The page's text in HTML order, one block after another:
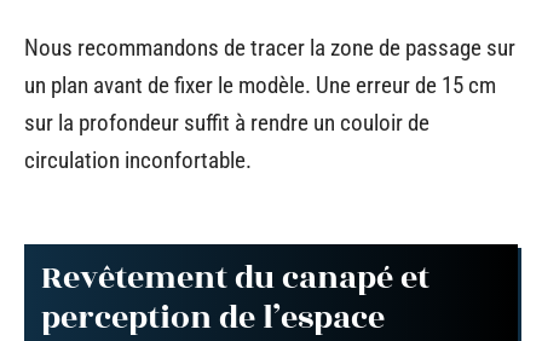
Nous recommandons de tracer la zone de passage sur
un plan avant de fixer le modèle. Une erreur de 15 cm
sur la profondeur suffit à rendre un couloir de
circulation inconfortable.
Revêtement du canapé et
perception de l’espace